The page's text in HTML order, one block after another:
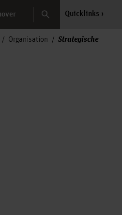
Search Quicklinks
Organisation
Strategische